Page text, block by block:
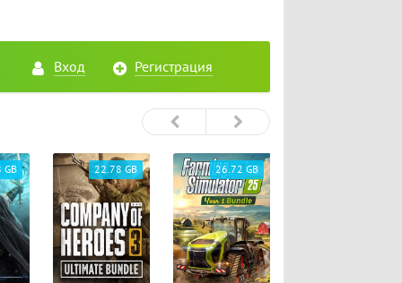
Вход Регистрация
GB 22.78 GB 26.72 GB